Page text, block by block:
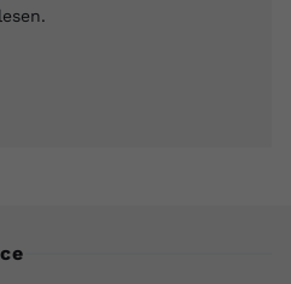
eindeutige ID, um